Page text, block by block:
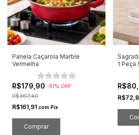
Panela Caçarola Marble
Vermelha
R$179,90 -51% OFF
R$367,40
R$161,91 com Pix
Comprar
1